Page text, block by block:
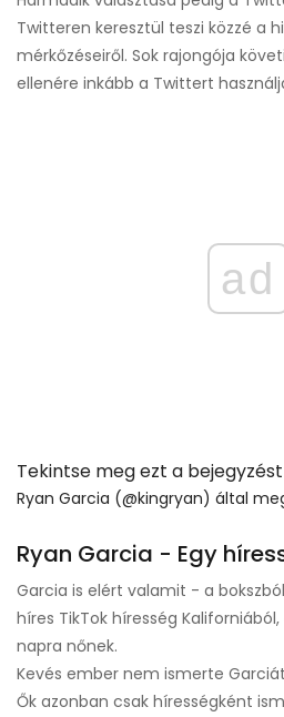
Twitteren keresztül teszi közzé a
mérkőzéseiről. Sok rajongója
ellenére inkább a Twittert
ad
Tekintse meg ezt a
Ryan Garcia (@kingryan) által
Ryan Garcia - Egy
Garcia is elért valamit - a
híres TikTok híresség
napra nőnek.
Kevés ember nem ismerte
Ők azonban csak hírességként